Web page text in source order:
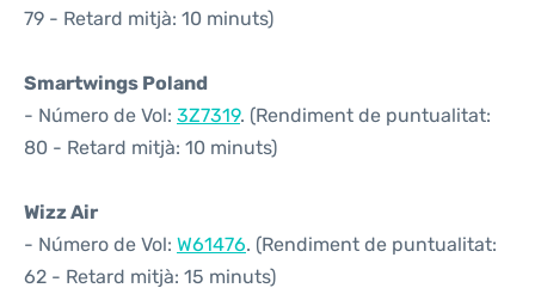
79 - Retard mitjà: 10 minuts)
Smartwings Poland
- Número de Vol: 3Z7319. (Rendiment de puntualitat:
80 - Retard mitjà: 10 minuts)
Wizz Air
- Número de Vol: W61476. (Rendiment de puntualitat:
62 - Retard mitjà: 15 minuts)